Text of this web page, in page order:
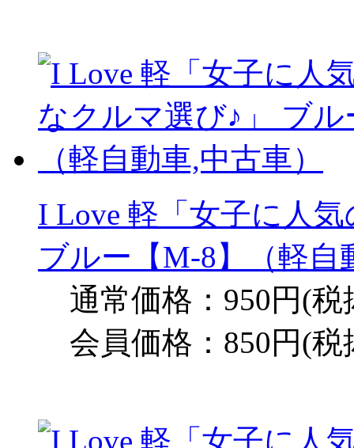
I Love 軽「女子に人
ブルー【M-8】（軽自
通常価格：950円(税
会員価格：850円(税